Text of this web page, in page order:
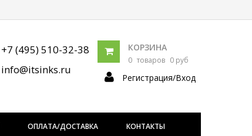
+7 (495) 510-32-38
info@itsinks.ru
КОРЗИНА
0 товаров 0 руб
Регистрация/Вход
ОПЛАТА/ДОСТАВКА КОНТАКТЫ